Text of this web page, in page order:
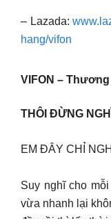
– Lazada:
hang/vifon
VIFON –
THÔI ĐỪNG
EM ĐÂY CHỈ
Suy nghĩ cho
vừa nhanh lại